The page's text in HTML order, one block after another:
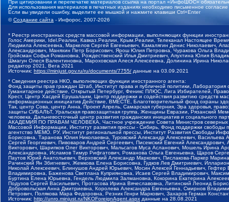
При цитировании и перепечатке материалов ссылка на портал «ИнфоШОС»
Для использования материалов в печатных изданиях необходимо письменное
Если вы увидели ошибку, выделите ее мышкой и нажмите клавиши Ctrl+Enter
©Создание сайта - Инфорос, 2007-2026
* Реестр иностранных средств массовой информации, выполняющих функции
Голос Америки, Idel.Реалии, Кавказ.Реалии, Крым.Реалии, Телеканал Настоящее
Людмила Алексеевна, Маркелов Сергей Евгеньевич, Камалягин Денис Николаевич,
Александрович, Маняхин Петр Борисович, Ярош Юлия Петровна, Чуракова Ольга
Гройсман Софья Романовна, Рождественский Илья Дмитриевич, Апухтина Юлия
Шмагун Олеся Валентиновна, Мароховская Алеся Алексеевна, Долинина Ирина
редактор 2021, Вега 2021
Источник: https://minjust.gov.ru/ru/documents/7755/ данные на 03.09.2021
* Сведения реестра НКО, выполняющих функции иностранного агента:
Фонд защиты прав граждан Штаб, Институт права и публичной политики,
Гуманитарное действие, Открытый Петербург, Феникс ПЛЮС, Лига Избирателей,
Крест, Центр Хасдей Ерушалаим, Центр поддержки и содействия развитию средств
информационных инициатив Действие, ВМЕСТЕ, Благотворительный фонд охраны
Так, центр Сова, центр Анна, Проект Апрель, Самарская губерния, Эра здоровья,
защиты СИБАЛЬТ, Уральская правозащитная группа, Женщины Евразии, Рязанский
человека, Дальневосточный центр развития гражданских инициатив и социального
АКАДЕМИЯ ПО ПРАВАМ ЧЕЛОВЕКА, Частное учреждение Совета Министров северных
Массовой Информации, Институт развития прессы - Сибирь, Фонд поддержки
агентство МЕМО. РУ, Институт региональной прессы, Институт Развития Свободы
Борисовна, Таранова Юлия Николаевна, Туровский Александр Алексеевич,
Сергей Георгиевич, Пивоваров Андрей Сергеевич, Писемский Евгений
Викторович, Шарипков Олег Викторович, Мальсагов Муса Асланович, Мошель Ирина
Александровна, Исламов Тимур Рифгатович, Романова Ольга Евгеньевна, Щаров
Паутов Юрий Анатольевич, Верховский Александр Маркович, Пислакова-Паркер
Рачинский Ян Збигневич, Жемкова Елена Борисовна, Гудков Лев Дмитриевич,
Николай Алексеевич, Блинушов Андрей Юрьевич, Мосин Алексей Геннадьевич,
Владимировна, Баженова Светлана Куприяновна, Исаев Сергей Владимирович,
Буртина Елена Юрьевна, Гендель Людмила Залмановна, Кокорина Екатерина
Подузов Сергей Васильевич, Протасова Ирина Вячеславовна, Литинский Леонид
Добровольская Анна Дмитриевна, Королева Александра Евгеньевна, Смирнов
Петрович, Полякова Мара Федоровна, Резник Генри Маркович, Захаров Герман
Источник: http://unro.minjust.ru/NKOForeignAgent.aspx данные на 28.08.2021